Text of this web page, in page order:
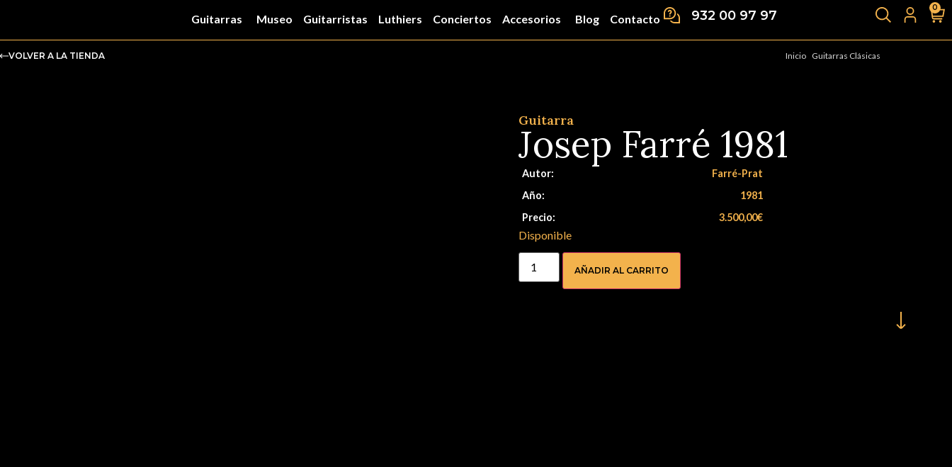
Guitarras Museo Guitarristas Luthiers Conciertos Accesorios Blog Contacto 932 00 97 97 0
VOLVER A LA TIENDA Inicio Guitarras Clásicas
Guitarra
Josep Farré 1981
Autor:
Farré-Prat
Año:
1981
Precio:
3.500,00€
Disponible
AÑADIR AL CARRITO